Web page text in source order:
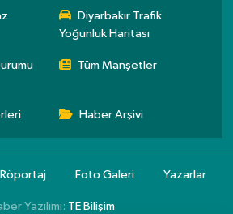
Diyarbakır Trafik
Yoğunluk Haritası
Tüm Manşetler
Haber Arşivi
Röportaj Foto Galeri Yazarlar
Yazılımı: TE Bilişim